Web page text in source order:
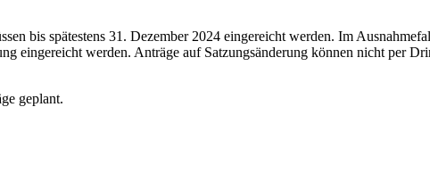
bis spätestens 31. Dezember 2024 eingereicht werden. Im
eingereicht werden. Anträge auf Satzungsänderung können nicht per
geplant.